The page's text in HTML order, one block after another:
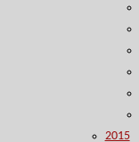
2015